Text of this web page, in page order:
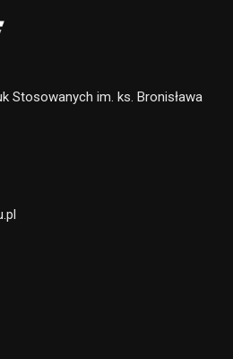
Stosowanych im. ks. Bronisława